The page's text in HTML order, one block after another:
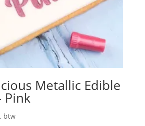
Metallic Edible
Pink
btw